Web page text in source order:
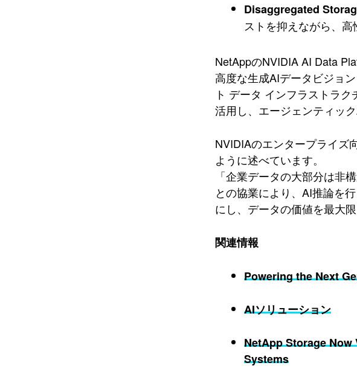
Disaggregated
ストを抑えながら、
NetAppのNVIDIA AI Data
高度な生成AIデータビジョ
ト データ インフラストラ
活用し、エージェンティッ
NVIDIAのエンタープライズ
ように述べています。
「企業データの大部分は非
との協業により、AI推論を
にし、データの価値を最大
関連情報
Powering the Next
AIソリューション
NetApp Storage Now
Systems